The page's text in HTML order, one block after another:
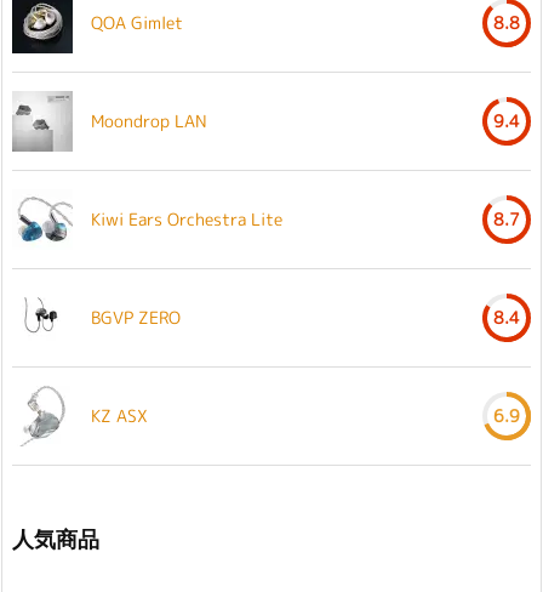
QOA Gimlet 8.8
Moondrop LAN 9.4
Kiwi Ears Orchestra Lite 8.7
BGVP ZERO 8.4
KZ ASX 6.9
人気商品